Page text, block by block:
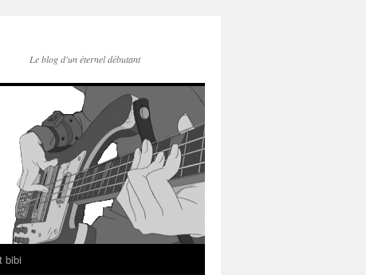
Le blog d'un éternel débutant
bibi